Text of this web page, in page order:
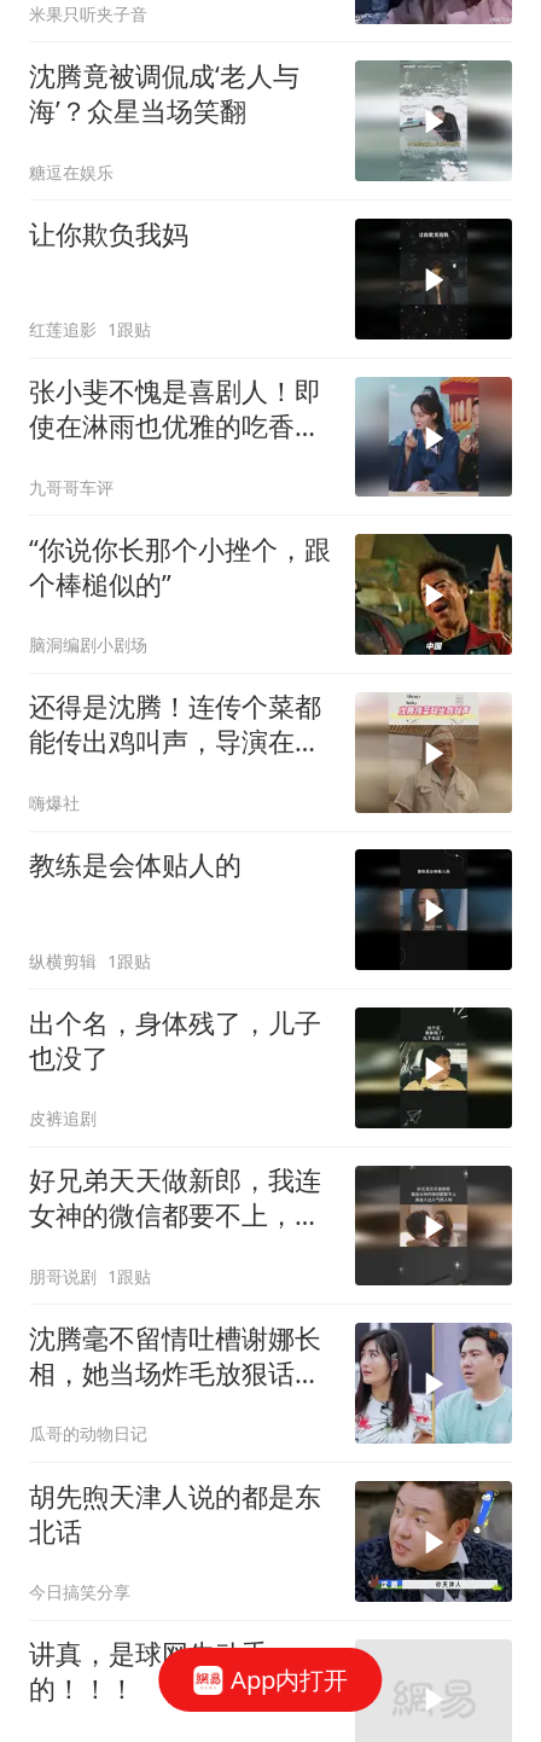
米果只听夹子音
沈腾竟被调侃成‘老人与
海’？众星当场笑翻
糖逗在娱乐
让你欺负我妈
红莲追影 1跟贴
张小斐不愧是喜剧人！即
使在淋雨也优雅的吃香
九哥哥车评
“你说你长那个小挫个，跟
个棒槌似的”
脑洞编剧小剧场
还得是沈腾！连传个菜都
能传出鸡叫声，导演在监
嗨爆社
教练是会体贴人的
纵横剪辑 1跟贴
出个名，身体残了，儿子
也没了
皮裤追剧
好兄弟天天做新郎，我连
女神的微信都要不上，真
朋哥说剧 1跟贴
沈腾毫不留情吐槽谢娜长
相，她当场炸毛放狠话，
瓜哥的动物日记
胡先煦天津人说的都是东
北话
今日搞笑分享
讲真，是球网先动手
的！！！
App内打开